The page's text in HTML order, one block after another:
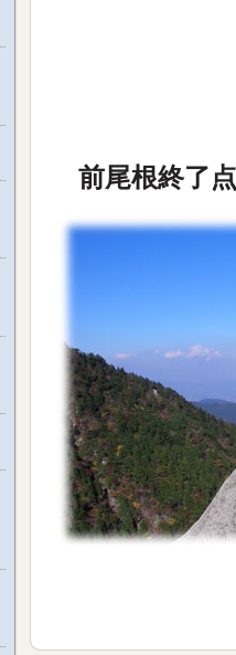
前尾根終了